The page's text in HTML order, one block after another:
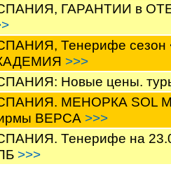
ГАРАНТИИ в
Тенерифе сезон
>>>
Новые цены.
МЕНОРКА SOL
ВЕРСА >>>
Тенерифе на
>>>